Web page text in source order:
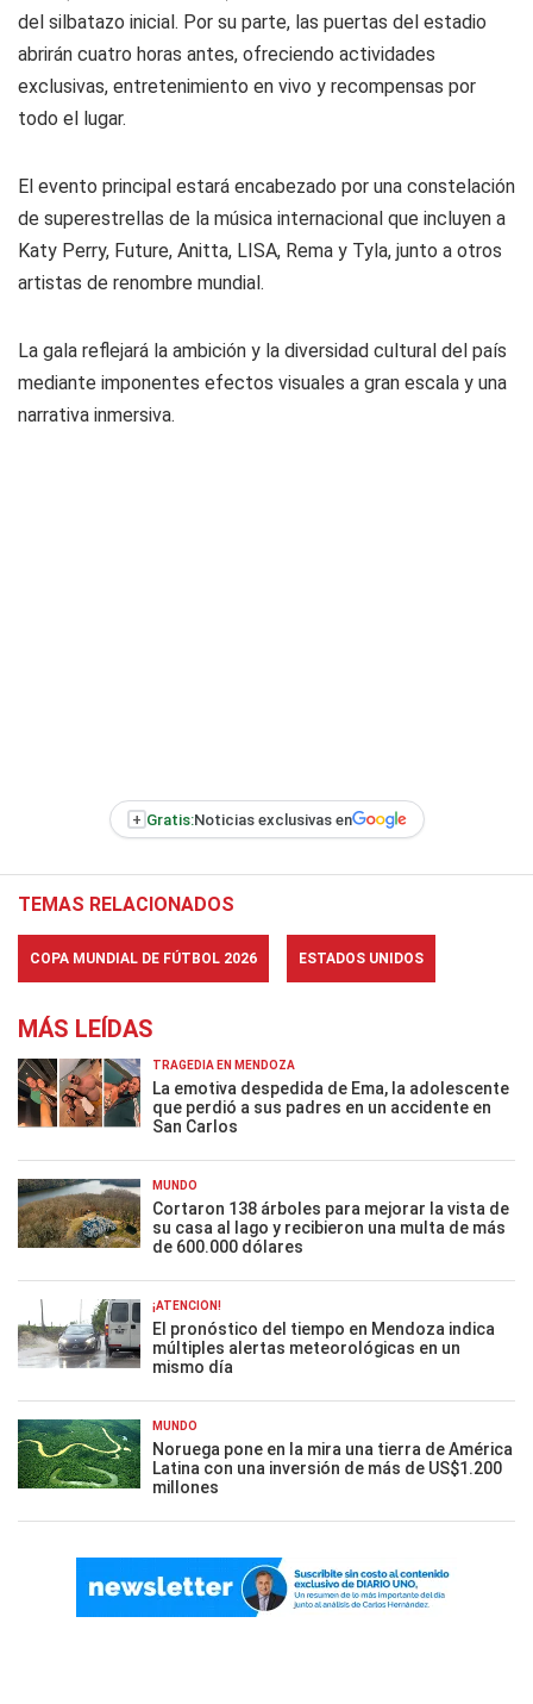
del silbatazo inicial. Por su parte, las puertas del estadio
abrirán cuatro horas antes, ofreciendo actividades
exclusivas, entretenimiento en vivo y recompensas por
todo el lugar.
El evento principal estará encabezado por una constelación
de superestrellas de la música internacional que incluyen a
Katy Perry, Future, Anitta, LISA, Rema y Tyla, junto a otros
artistas de renombre mundial.
La gala reflejará la ambición y la diversidad cultural del país
mediante imponentes efectos visuales a gran escala y una
narrativa inmersiva.
+ Gratis:Noticias exclusivas en
TEMAS RELACIONADOS
COPA MUNDIAL DE FÚTBOL 2026 ESTADOS UNIDOS
MÁS LEÍDAS
TRAGEDIA EN MENDOZA
La emotiva despedida de Ema, la adolescente
que perdió a sus padres en un accidente en
San Carlos
MUNDO
Cortaron 138 árboles para mejorar la vista de
su casa al lago y recibieron una multa de más
de 600.000 dólares
¡ATENCIÓN!
El pronóstico del tiempo en Mendoza indica
múltiples alertas meteorológicas en un
mismo día
MUNDO
Noruega pone en la mira una tierra de América
Latina con una inversión de más de US$1.200
millones